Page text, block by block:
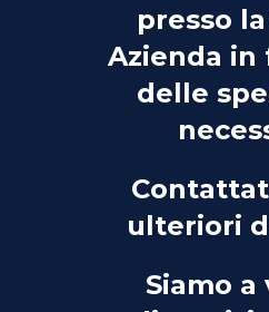
presso
Azienda in
delle
ulteriori
Siamo a